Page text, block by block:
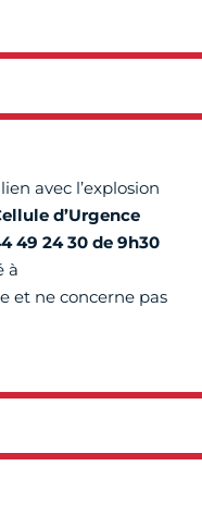
avec l’explosion
d’Urgence
49 24 30 de 9h30
à
et ne concerne pas